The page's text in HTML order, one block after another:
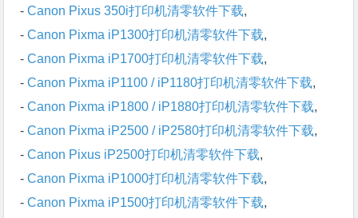
-Canon Pixus 350i打印机清零软件下载,
-Canon Pixma iP1300打印机清零软件下载,
-Canon Pixma iP1700打印机清零软件下载,
-Canon Pixma iP1100 / iP1180打印机清零软件下载,
-Canon Pixma iP1800 / iP1880打印机清零软件下载,
-Canon Pixma iP2500 / iP2580打印机清零软件下载,
-Canon Pixus iP2500打印机清零软件下载,
-Canon Pixma iP1000打印机清零软件下载,
-Canon Pixma iP1500打印机清零软件下载,